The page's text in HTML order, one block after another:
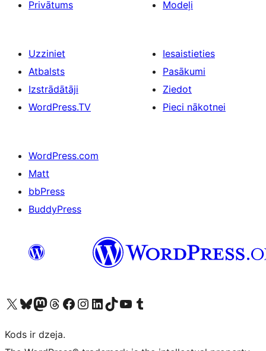
Privātums
Modeļi
Uzziniet
Atbalsts
Izstrādātāji
WordPress.TV
Iesaistieties
Pasākumi
Ziedot
Pieci nākotnei
WordPress.com
Matt
bbPress
BuddyPress
Apmeklējiet mūsu X (agrāk Twitter) kontu
Apmeklējiet mūsu Bluesky kontu
Apmeklējiet mūsu Mastodon kontu
Apmeklējiet mūsu Threads kontu
Apmeklējiet mūsu Facebook lapuApmeklējiet mūsu Instagram kontu
Apmeklējiet mūsu LinkedIn kontu
Apmeklējiet mūsu TikTok kontu
Apmeklējiet mūsu YouTube kanālu
Apmeklējiet mūsu Tumblr kontu
Kods ir dzeja.